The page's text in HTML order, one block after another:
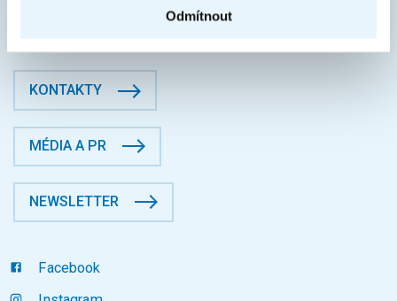
Odmítnout
Fakulta informačních technologií
KONTAKTY
MÉDIA A PR
NEWSLETTER
Facebook